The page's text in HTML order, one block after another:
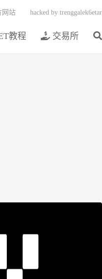
教程 交易所
网站 hacked by trenggalek6etar